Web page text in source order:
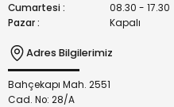
Cumartesi :
08.30 - 17.30
Pazar :
Kapalı
Adres Bilgilerimiz
Bahçekapı Mah. 2551
Cad. No: 28/A